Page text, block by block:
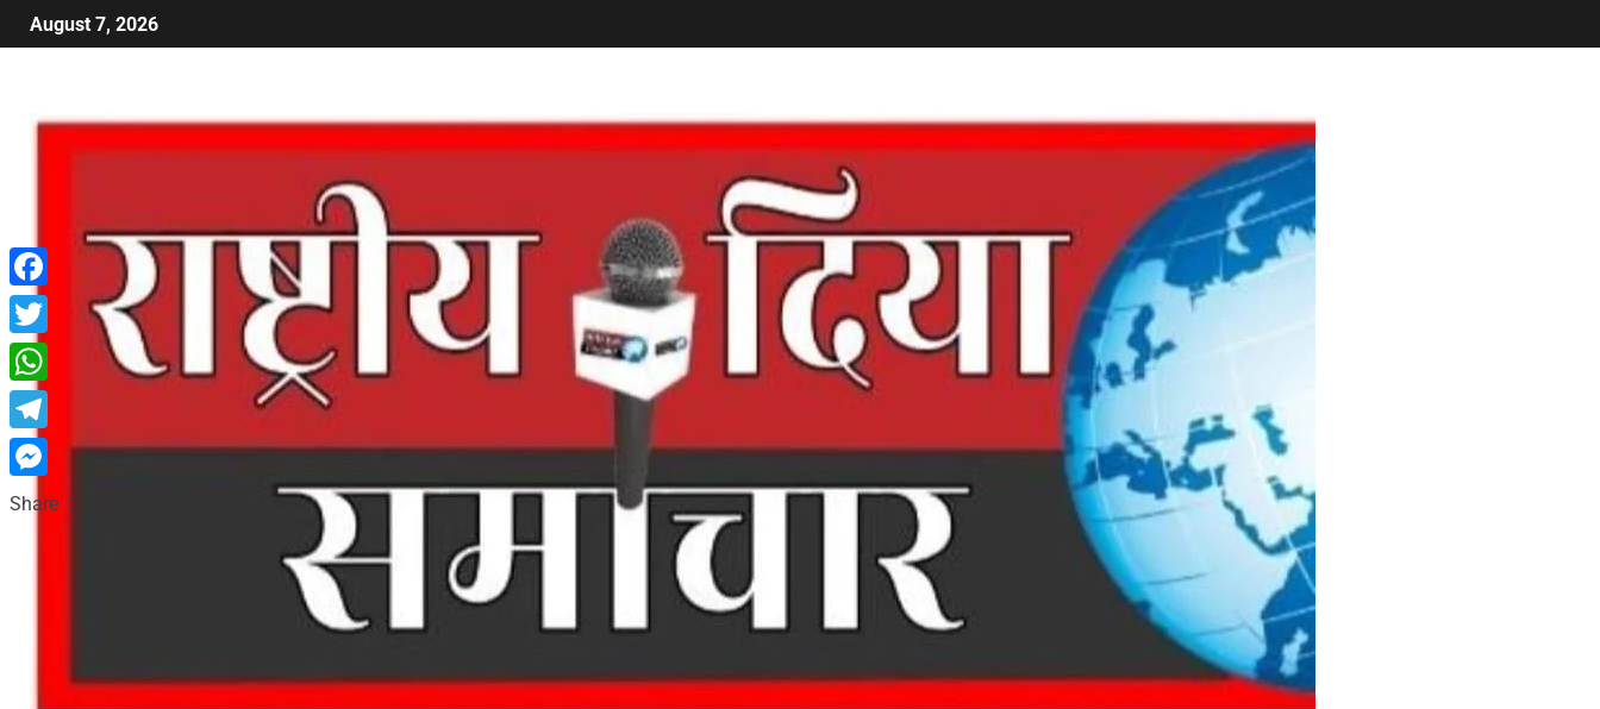
August 7, 2026
Facebook
Twitter
WhatsApp
Telegram
Messenger
Share